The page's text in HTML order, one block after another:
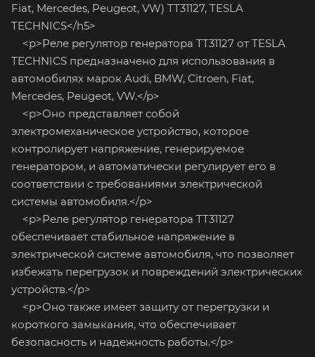
Fiat, Mercedes, Peugeot, VW) TT31127, TESLA
TECHNICS</h5>
<p>Реле регулятор генератора TT31127 от TESLA
TECHNICS предназначено для использования в
автомобилях марок Audi, BMW, Citroen, Fiat,
Mercedes, Peugeot, VW.</p>
<p>Оно представляет собой
электромеханическое устройство, которое
контролирует напряжение, генерируемое
генератором, и автоматически регулирует его в
соответствии с требованиями электрической
системы автомобиля.</p>
<p>Реле регулятор генератора TT31127
обеспечивает стабильное напряжение в
электрической системе автомобиля, что позволяет
избежать перегрузок и повреждений электрических
устройств.</p>
<p>Оно также имеет защиту от перегрузки и
короткого замыкания, что обеспечивает
безопасность и надежность работы.</p>